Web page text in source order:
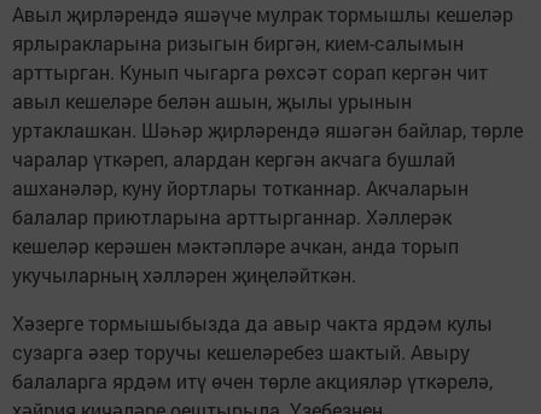
Авыл җирләрендә яшәүче мулрак тормышлы кешеләр
ярлыракларына ризыгын биргән, кием-салымын
арттырган. Кунып чыгарга рөхсәт сорап кергән чит
авыл кешеләре белән ашын, җылы урынын
уртаклашкан. Шәһәр җирләрендә яшәгән байлар, төрле
чаралар үткәреп, алардан кергән акчага бушлай
ашханәләр, куну йортлары тотканнар. Акчаларын
балалар приютларына арттырганнар. Хәллерәк
кешеләр керәшен мәктәпләре ачкан, анда торып
укучыларның хәлләрен җиңеләйткән.
Хәзерге тормышыбызда да авыр чакта ярдәм кулы
сузарга әзер торучы кешеләребез шактый. Авыру
балаларга ярдәм итү өчен төрле акцияләр үткәрелә,